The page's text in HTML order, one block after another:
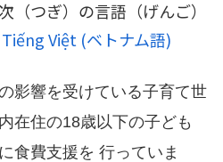
（つぎ）の言語（げんご）
Tiếng Việt (ベトナム語)
影響を受けている子育て世
在住の18歳以下の子ども
食費支援を 行っていま